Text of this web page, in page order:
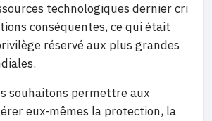
technologiques dernier cri
conséquentes, ce qui était
réservé aux plus grandes
souhaitons permettre aux
eux-mêmes la protection, la